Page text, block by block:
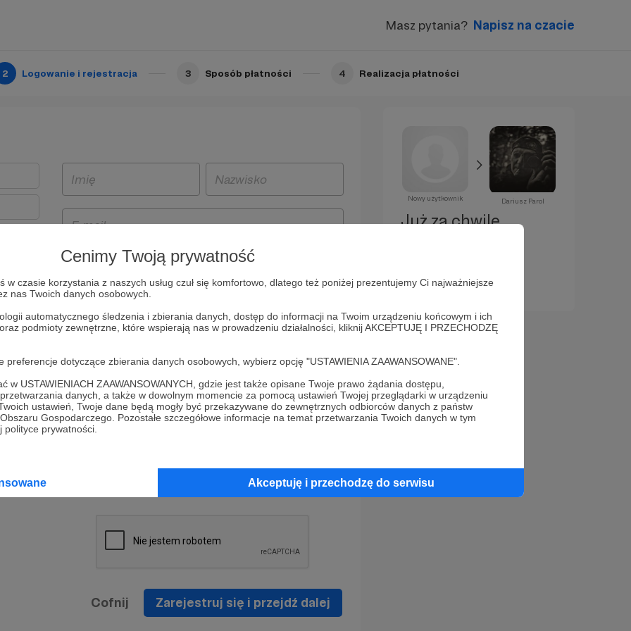
Cenimy Twoją prywatność
w czasie korzystania z naszych usług czuł się komfortowo, dlatego też poniżej prezentujemy Ci najważniejsze
nas Twoich danych osobowych.
automatycznego śledzenia i zbierania danych, dostęp do informacji na Twoim urządzeniu końcowym i ich
podmioty zewnętrzne, które wspierają nas w prowadzeniu działalności, kliknij AKCEPTUJĘ I PRZECHODZĘ
dotyczące zbierania danych osobowych, wybierz opcję "USTAWIENIA ZAAWANSOWANE".
w USTAWIENIACH ZAAWANSOWANYCH, gdzie jest także opisane Twoje prawo żądania dostępu,
danych, a także w dowolnym momencie za pomocą ustawień Twojej przeglądarki w urządzeniu
ustawień, Twoje dane będą mogły być przekazywane do zewnętrznych odbiorców danych z państw
Gospodarczego. Pozostałe szczegółowe informacje na temat przetwarzania Twoich danych w tym
prywatności.
Akceptuję i przechodzę do serwisu
Masz pytania? Napisz na czacie
2 Logowanie i rejestracja 3 Sposób płatności 4 Realizacja płatności
i
będą
z
prawo
na
Politykę Prywatności
* Wyrażam zgodę na przetwarzanie moich danych
osobowych podanych w formularzu rejestracyjnym w celu
prawidłowego świadczenia usług serwisu Patronite.
informacji handlowych - newslettera. Opcja ta może zostać
Cofnij Zarejestruj się i przejdź dalej
Nowy użytkownik Dariusz Parol
Już za chwilę